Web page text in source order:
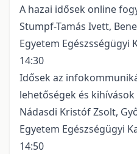
A hazai idősek online
Stumpf-Tamás Ivett,
Egyetem Egészsségügyi
14:30
Idősek az
lehetőségek és kihívások
Nádasdi Kristóf Zsolt,
Egyetem Egészségügyi
14:50